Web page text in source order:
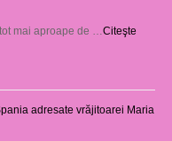
mai aproape de … Citeşte
adresate vrăjitoarei Maria